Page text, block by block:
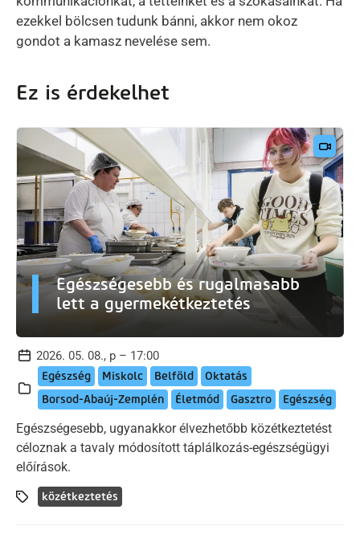
ezekkel bölcsen tudunk bánni, akkor nem okoz
gondot a kamasz nevelése sem.
Ez is érdekelhet
Egészségesebb és rugalmasabb
lett a gyermekétkeztetés
2026. 05. 08., p – 17:00
Egészség Miskolc Belföld
Oktatás
Borsod-Abaúj-Zemplén
Életmód Gasztro Egészség
Egészségesebb, ugyanakkor élvezhetőbb közétkeztetést
céloznak a tavaly módosított táplálkozás-egészségügyi
előírások.
közétkeztetés